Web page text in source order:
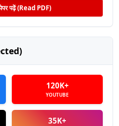
पढ़ें (Read PDF)
120K+
YOUTUBE
35K+